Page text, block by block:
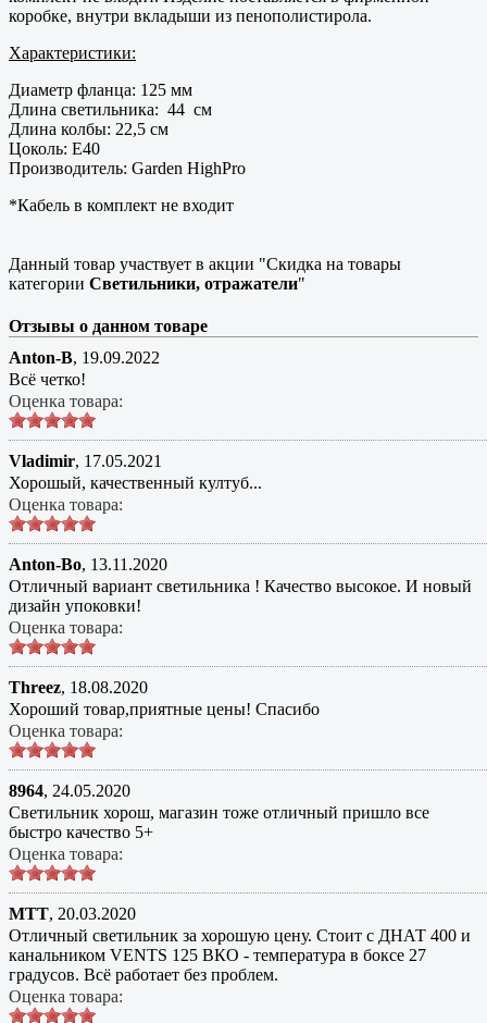
коробке, внутри вкладыши из пенополистирола.
Характеристики:
Диаметр фланца: 125 мм
Длина светильника: 44 см
Длина колбы: 22,5 см
Цоколь: Е40
Производитель: Garden HighPro
*Кабель в комплект не входит
Данный товар участвует в акции "Скидка на товары
категории Светильники, отражатели"
Отзывы о данном товаре
Anton-B, 19.09.2022
Всё четко!
Оценка товара:
Vladimir, 17.05.2021
Хорошый, качественный култуб...
Оценка товара:
Anton-Bo, 13.11.2020
Отличный вариант светильника ! Качество высокое. И новый
дизайн упоковки!
Оценка товара:
Threez, 18.08.2020
Хороший товар,приятные цены! Спасибо
Оценка товара:
8964, 24.05.2020
Светильник хорош, магазин тоже отличный пришло все
быстро качество 5+
Оценка товара:
MTT, 20.03.2020
Отличный светильник за хорошую цену. Стоит с ДНАТ 400 и
канальником VENTS 125 ВКО - температура в боксе 27
градусов. Всё работает без проблем.
Оценка товара: